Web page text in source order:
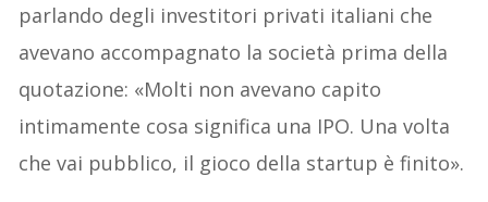
parlando degli investitori privati italiani che
avevano accompagnato la società prima della
quotazione: «Molti non avevano capito
intimamente cosa significa una IPO. Una volta
che vai pubblico, il gioco della startup è finito».